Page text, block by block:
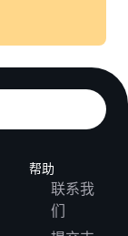
帮助
联系我
们